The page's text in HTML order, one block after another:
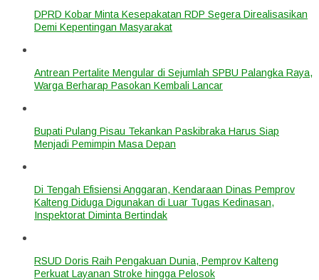
DPRD Kobar Minta Kesepakatan RDP Segera Direalisasikan
Demi Kepentingan Masyarakat
Antrean Pertalite Mengular di Sejumlah SPBU Palangka Raya,
Warga Berharap Pasokan Kembali Lancar
Bupati Pulang Pisau Tekankan Paskibraka Harus Siap
Menjadi Pemimpin Masa Depan
Di Tengah Efisiensi Anggaran, Kendaraan Dinas Pemprov
Kalteng Diduga Digunakan di Luar Tugas Kedinasan,
Inspektorat Diminta Bertindak
RSUD Doris Raih Pengakuan Dunia, Pemprov Kalteng
Perkuat Layanan Stroke hingga Pelosok